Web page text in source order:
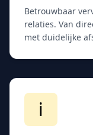
Betrouwbaar
relaties. Van
met duidelijke
ℹ️